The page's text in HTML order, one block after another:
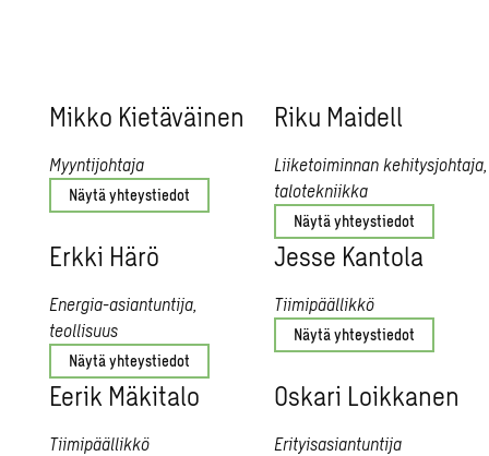
Mikko Kie­tä­väi­nen
Myyntijohtaja
Näytä yhteystiedot
Riku Mai­dell
Liiketoiminnan kehitysjohtaja,
talotekniikka
Näytä yhteystiedot
Erkki Härö
Energia-asiantuntija,
teollisuus
Näytä yhteystiedot
Jesse Kan­to­la
Tiimipäällikkö
Näytä yhteystiedot
Eerik Mä­ki­ta­lo
Tiimipäällikkö
Os­ka­ri Loik­ka­nen
Erityisasiantuntija